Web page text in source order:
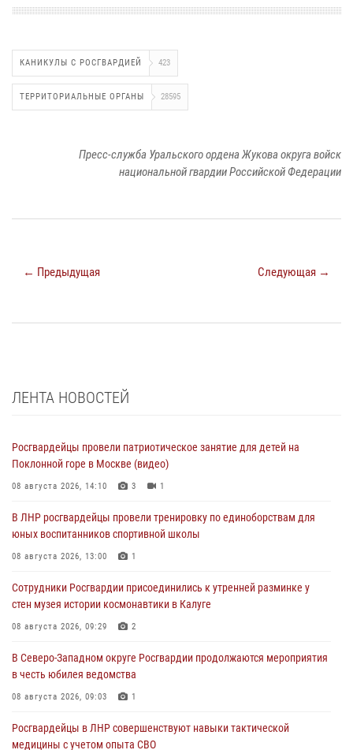
КАНИКУЛЫ С РОСГВАРДИЕЙ 423
ТЕРРИТОРИАЛЬНЫЕ ОРГАНЫ 28595
Пресс-служба Уральского ордена Жукова округа войск
национальной гвардии Российской Федерации
← Предыдущая Следующая →
ЛЕНТА НОВОСТЕЙ
Росгвардейцы провели патриотическое занятие для детей на
Поклонной горе в Москве (видео)
08 августа 2026, 14:10 3 1
В ЛНР росгвардейцы провели тренировку по единоборствам для
юных воспитанников спортивной школы
08 августа 2026, 13:00 1
Сотрудники Росгвардии присоединились к утренней разминке у
стен музея истории космонавтики в Калуге
08 августа 2026, 09:29 2
В Северо-Западном округе Росгвардии продолжаются мероприятия
в честь юбилея ведомства
08 августа 2026, 09:03 1
Росгвардейцы в ЛНР совершенствуют навыки тактической
медицины с учетом опыта СВО